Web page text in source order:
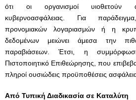
ότι οι οργανισμοί υιοθετούν
κυβερνοασφάλειας. Για
προνομιακών λογαριασμών ή η
δεδομένων μειώνει άμεσα την
παραβιάσεων. Έτσι, η
Πιστοποιητικό Επιθεώρησης, που
πληροί ουσιώδεις προϋποθέσεις
Από Τυπική Διαδικασία σε Καταλύτη